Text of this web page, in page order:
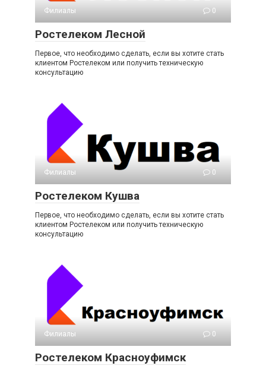
Филиалы 0
Ростелеком Лесной
Первое, что необходимо сделать, если вы хотите стать
клиентом Ростелеком или получить техническую
консультацию
Филиалы 0
Ростелеком Кушва
Первое, что необходимо сделать, если вы хотите стать
клиентом Ростелеком или получить техническую
консультацию
Филиалы 0
Ростелеком Красноуфимск